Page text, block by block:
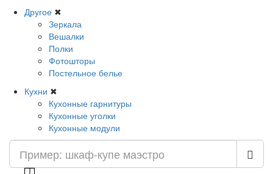
Другое ✖
Зеркала
Вешалки
Полки
Фотошторы
Постельное белье
Кухни ✖
Кухонные гарнитуры
Кухонные уголки
Кухонные модули